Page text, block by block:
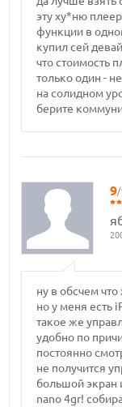
эту ху*ню
функции в
купил сей
что стоимость
только один -
на солидном
берите
9/
ну в обсчем что
но у меня есть
такое же
удобно по
постоянно
не получится
большой экран
nano 4gr!